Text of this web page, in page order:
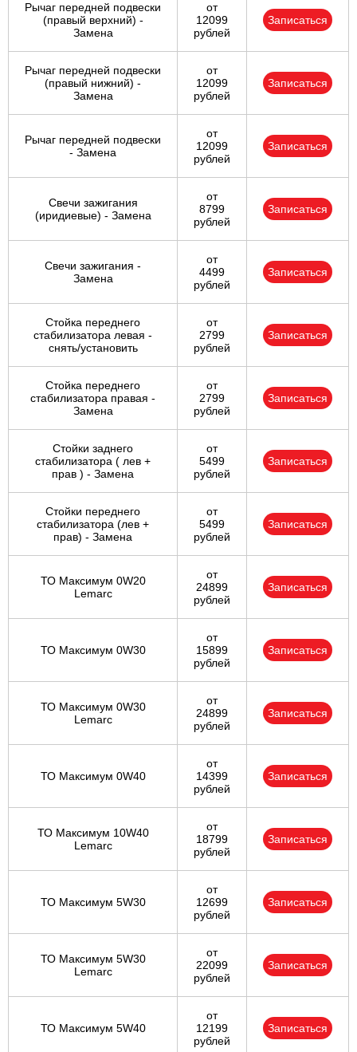
Рычаг передней подвески
(правый верхний) -
Замена
от
12099
рублей
Записаться
Рычаг передней подвески
(правый нижний) -
Замена
от
12099
рублей
Записаться
Рычаг передней подвески
- Замена
от
12099
рублей
Записаться
Свечи зажигания
(иридиевые) - Замена
от
8799
рублей
Записаться
Свечи зажигания -
Замена
от
4499
рублей
Записаться
Стойка переднего
стабилизатора левая -
снять/установить
от
2799
рублей
Записаться
Стойка переднего
стабилизатора правая -
Замена
от
2799
рублей
Записаться
Стойки заднего
стабилизатора ( лев +
прав ) - Замена
от
5499
рублей
Записаться
Стойки переднего
стабилизатора (лев +
прав) - Замена
от
5499
рублей
Записаться
ТО Максимум 0W20
Lemarc
от
24899
рублей
Записаться
ТО Максимум 0W30
от
15899
рублей
Записаться
ТО Максимум 0W30
Lemarc
от
24899
рублей
Записаться
ТО Максимум 0W40
от
14399
рублей
Записаться
ТО Максимум 10W40
Lemarc
от
18799
рублей
Записаться
ТО Максимум 5W30
от
12699
рублей
Записаться
ТО Максимум 5W30
Lemarc
от
22099
рублей
Записаться
ТО Максимум 5W40
от
12199
рублей
Записаться